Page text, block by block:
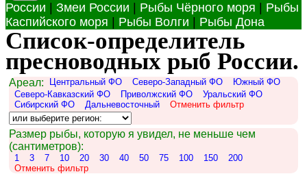
России
Змеи России Рыбы Чёрного моря
Рыбы
Каспийского моря
Рыбы Волги Рыбы Дона
Список-определитель
пресноводных рыб России.
Ареал: Центральный ФО Северо-Западный ФО
Южный ФО
Северо-Кавказский ФО
Приволжский ФО
Уральский ФО
Сибирский ФО
Дальневосточный Отменить фильтр
Размер рыбы, которую я увидел, не меньше чем
(сантиметров):
1 3 7 10 20 30 40 50 75 100 150
200
Отменить фильтр